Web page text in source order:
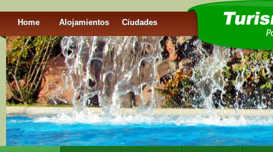
Home Alojamientos Ciudades